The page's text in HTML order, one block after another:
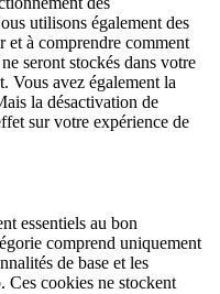
utilisons également des
et à comprendre comment
seront stockés dans votre
Vous avez également la
la désactivation de
sur votre expérience de
essentiels au bon
comprend uniquement
de base et les
Ces cookies ne stockent